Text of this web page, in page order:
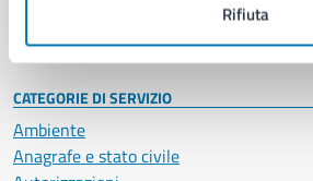
Rifiuta
Intranet, posta aziendale e protocollo
CATEGORIE DI SERVIZIO
Ambiente
Anagrafe e stato civile